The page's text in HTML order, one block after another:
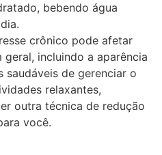
bebendo água
crônico pode afetar
geral, incluindo a aparência
saudáveis de gerenciar o
relaxantes,
outra técnica de redução
você.